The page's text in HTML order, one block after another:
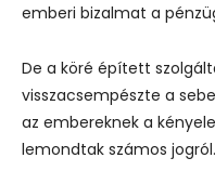
emberi bizalmat a
De a köré épített
visszacsempészte a
az embereknek a
lemondtak számos jogról.